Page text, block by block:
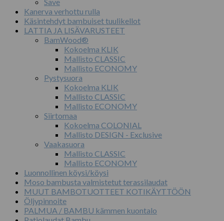
Kanerva verhottu rulla
Käsintehdyt bambuiset tuulikellot
LATTIA JA LISÄVARUSTEET
BamWood®
Kokoelma KLIK
Mallisto CLASSIC
Mallisto ECONOMY
Pystysuora
Kokoelma KLIK
Mallisto CLASSIC
Mallisto ECONOMY
Siirtomaa
Kokoelma COLONIAL
Mallisto DESIGN - Exclusive
Vaakasuora
Mallisto CLASSIC
Mallisto ECONOMY
Luonnollinen köysi/köysi
Moso bambusta valmistetut terassilaudat
MUUT BAMBOTUOTTEET KOTIKÄYTTÖÖN
Öljypinnoite
PALMUA / BAMBU kämmen kuontalo